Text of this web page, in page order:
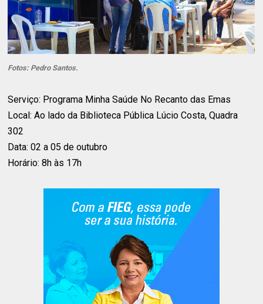
Fotos: Pedro Santos.
Serviço: Programa Minha Saúde No Recanto das Emas
Local: Ao lado da Biblioteca Pública Lúcio Costa, Quadra
302
Data: 02 a 05 de outubro
Horário: 8h às 17h